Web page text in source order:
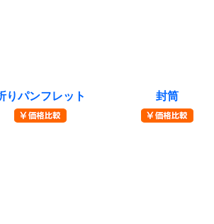
りパンフレット 封筒